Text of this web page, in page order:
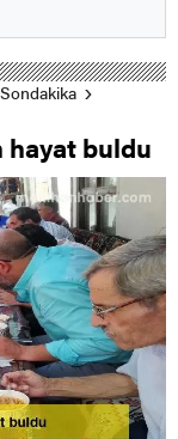
hayat buldu